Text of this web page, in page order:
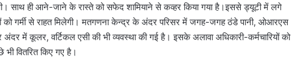
साथ ही आने-जाने के रास्ते को सफेद शामियाने से कव्हर किया गया है।इससे ड्यूटी में लगे
को गर्मी से राहत मिलेगी। मतगणना केन्द्र के अंदर परिसर में जगह-जगह ठंडे पानी, ओआरएस
में कूलर, वर्टिकल एसी की भी व्यवस्था की गई है। इसके अलावा अधिकारी-कर्मचारियों को
वितरित किए गए है।